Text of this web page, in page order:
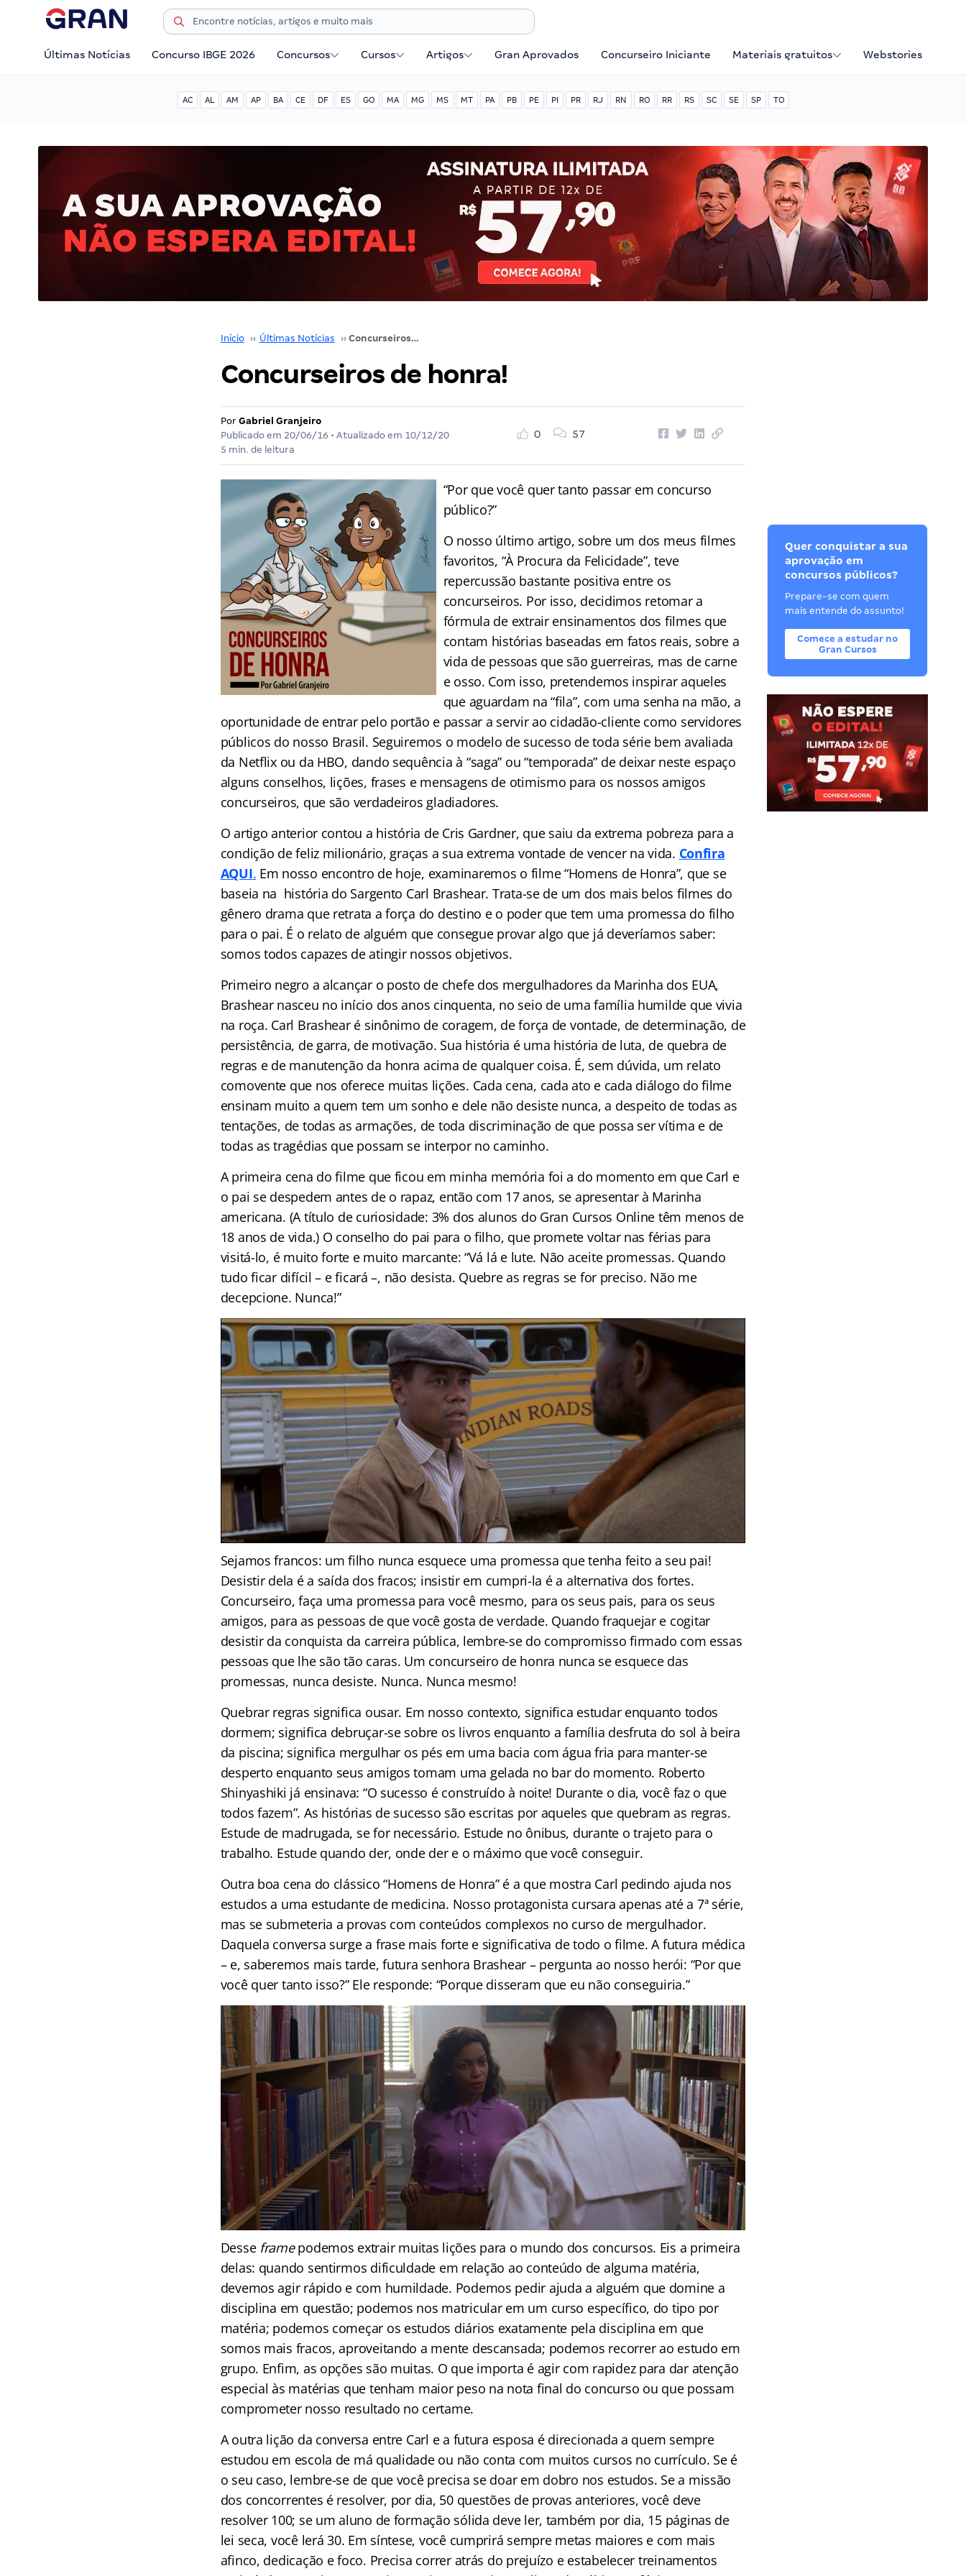
Últimas Notícias Concurso IBGE 2026 Concursos Cursos Artigos Gran Aprovados Concurseiro Iniciante Materiais gratuitos Webstories
AC AL AM AP BA CE DF ES GO MA MG MS MT PA PB PE PI PR RJ RN RO RR RS SC SE SP TO
Início ›› Últimas Notícias ›› Concurseiros de honra!
Concurseiros de honra!
Por Gabriel Granjeiro
Publicado em 20/06/16 • Atualizado em 10/12/20
5 min. de leitura
0 57
“Por que você quer tanto passar em concurso
público?”
O nosso último artigo, sobre um dos meus filmes
favoritos, “À Procura da Felicidade”, teve
repercussão bastante positiva entre os
concurseiros. Por isso, decidimos retomar a
fórmula de extrair ensinamentos dos filmes que
contam histórias baseadas em fatos reais, sobre a
vida de pessoas que são guerreiras, mas de carne
e osso. Com isso, pretendemos inspirar aqueles
que aguardam na “fila”, com uma senha na mão, a
oportunidade de entrar pelo portão e passar a servir ao cidadão-cliente como servidores
públicos do nosso Brasil. Seguiremos o modelo de sucesso de toda série bem avaliada
da Netflix ou da HBO, dando sequência à “saga” ou “temporada” de deixar neste espaço
alguns conselhos, lições, frases e mensagens de otimismo para os nossos amigos
concurseiros, que são verdadeiros gladiadores.
O artigo anterior contou a história de Cris Gardner, que saiu da extrema pobreza para a
condição de feliz milionário, graças a sua extrema vontade de vencer na vida. Confira
AQUI. Em nosso encontro de hoje, examinaremos o filme “Homens de Honra”, que se
baseia na história do Sargento Carl Brashear. Trata-se de um dos mais belos filmes do
gênero drama que retrata a força do destino e o poder que tem uma promessa do filho
para o pai. É o relato de alguém que consegue provar algo que já deveríamos saber:
somos todos capazes de atingir nossos objetivos.
Primeiro negro a alcançar o posto de chefe dos mergulhadores da Marinha dos EUA,
Brashear nasceu no início dos anos cinquenta, no seio de uma família humilde que vivia
na roça. Carl Brashear é sinônimo de coragem, de força de vontade, de determinação, de
persistência, de garra, de motivação. Sua história é uma história de luta, de quebra de
regras e de manutenção da honra acima de qualquer coisa. É, sem dúvida, um relato
comovente que nos oferece muitas lições. Cada cena, cada ato e cada diálogo do filme
ensinam muito a quem tem um sonho e dele não desiste nunca, a despeito de todas as
tentações, de todas as armações, de toda discriminação de que possa ser vítima e de
todas as tragédias que possam se interpor no caminho.
A primeira cena do filme que ficou em minha memória foi a do momento em que Carl e
o pai se despedem antes de o rapaz, então com 17 anos, se apresentar à Marinha
americana. (A título de curiosidade: 3% dos alunos do Gran Cursos Online têm menos de
18 anos de vida.) O conselho do pai para o filho, que promete voltar nas férias para
visitá-lo, é muito forte e muito marcante: “Vá lá e lute. Não aceite promessas. Quando
tudo ficar difícil – e ficará –, não desista. Quebre as regras se for preciso. Não me
decepcione. Nunca!”
Sejamos francos: um filho nunca esquece uma promessa que tenha feito a seu pai!
Desistir dela é a saída dos fracos; insistir em cumpri-la é a alternativa dos fortes.
Concurseiro, faça uma promessa para você mesmo, para os seus pais, para os seus
amigos, para as pessoas de que você gosta de verdade. Quando fraquejar e cogitar
desistir da conquista da carreira pública, lembre-se do compromisso firmado com essas
pessoas que lhe são tão caras. Um concurseiro de honra nunca se esquece das
promessas, nunca desiste. Nunca. Nunca mesmo!
Quebrar regras significa ousar. Em nosso contexto, significa estudar enquanto todos
dormem; significa debruçar-se sobre os livros enquanto a família desfruta do sol à beira
da piscina; significa mergulhar os pés em uma bacia com água fria para manter-se
desperto enquanto seus amigos tomam uma gelada no bar do momento. Roberto
Shinyashiki já ensinava: “O sucesso é construído à noite! Durante o dia, você faz o que
todos fazem”. As histórias de sucesso são escritas por aqueles que quebram as regras.
Estude de madrugada, se for necessário. Estude no ônibus, durante o trajeto para o
trabalho. Estude quando der, onde der e o máximo que você conseguir.
Outra boa cena do clássico “Homens de Honra” é a que mostra Carl pedindo ajuda nos
estudos a uma estudante de medicina. Nosso protagonista cursara apenas até a 7ª série,
mas se submeteria a provas com conteúdos complexos no curso de mergulhador.
Daquela conversa surge a frase mais forte e significativa de todo o filme. A futura médica
– e, saberemos mais tarde, futura senhora Brashear – pergunta ao nosso herói: “Por que
você quer tanto isso?” Ele responde: “Porque disseram que eu não conseguiria.”
Desse framepodemos extrair muitas lições para o mundo dos concursos. Eis a primeira
delas: quando sentirmos dificuldade em relação ao conteúdo de alguma matéria,
devemos agir rápido e com humildade. Podemos pedir ajuda a alguém que domine a
disciplina em questão; podemos nos matricular em um curso específico, do tipo por
matéria; podemos começar os estudos diários exatamente pela disciplina em que
somos mais fracos, aproveitando a mente descansada; podemos recorrer ao estudo em
grupo. Enfim, as opções são muitas. O que importa é agir com rapidez para dar atenção
especial às matérias que tenham maior peso na nota final do concurso ou que possam
comprometer nosso resultado no certame.
A outra lição da conversa entre Carl e a futura esposa é direcionada a quem sempre
estudou em escola de má qualidade ou não conta com muitos cursos no currículo. Se é
o seu caso, lembre-se de que você precisa se doar em dobro nos estudos. Se a missão
dos concorrentes é resolver, por dia, 50 questões de provas anteriores, você deve
resolver 100; se um aluno de formação sólida deve ler, também por dia, 15 páginas de
lei seca, você lerá 30. Em síntese, você cumprirá sempre metas maiores e com mais
afinco, dedicação e foco. Precisa correr atrás do prejuízo e estabelecer treinamentos
Quer conquistar a sua
aprovação em
concursos públicos?
Prepare-se com quem
mais entende do assunto!
Comece a estudar no
Gran Cursos